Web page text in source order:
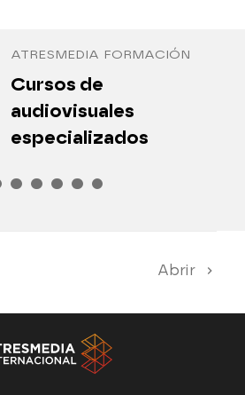
ATRESMEDIA FORMACIÓN
Cursos de
audiovisuales
especializados
Abrir
El Hormiguero
Pasapalabra